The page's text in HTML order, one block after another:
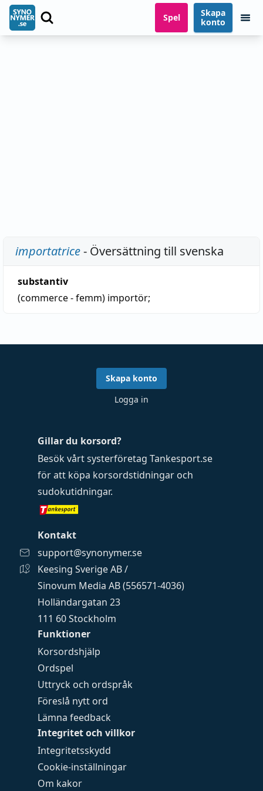
Spel
Skapa
konto
importatrice- Översättning till svenska
substantiv
(commerce - femm) importör;
Funktioner
Korsordshjälp
Ordspel
Uttryck och ordspråk
Föreslå nytt ord
Lämna feedback
Integritet och villkor
Integritetsskydd
Cookie-inställningar
Om kakor
Gillar du korsord?
Besök vårt systerföretag Tankesport.se
för att köpa korsordstidningar och
sudokutidningar.
Kontakt
support@synonymer.se
Keesing Sverige AB /
Sinovum Media AB (556571-4036)
Holländargatan 23
111 60 Stockholm
Skapa konto
Logga in